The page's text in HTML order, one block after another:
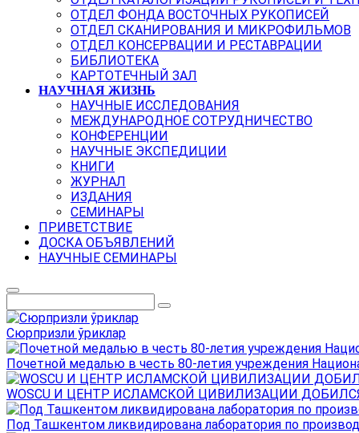
ОТДЕЛ ФОНДА ВОСТОЧНЫХ РУКОПИСЕЙ
ОТДЕЛ СКАНИРОВАНИЯ И МИКРОФИЛЬМОВ
ОТДЕЛ КОНСЕРВАЦИИ И РЕСТАВРАЦИИ
БИБЛИОТЕКА
КАРТОТЕЧНЫЙ ЗАЛ
НАУЧНАЯ ЖИЗНЬ
НАУЧНЫЕ ИССЛЕДОВАНИЯ
МЕЖДУНАРОДНОЕ СОТРУДНИЧЕСТВО
КОНФЕРЕНЦИИ
НАУЧНЫЕ ЭКСПЕДИЦИИ
КНИГИ
ЖУРНАЛ
ИЗДАНИЯ
СЕМИНАРЫ
ПРИВЕТСТВИЕ
ДОСКА ОБЪЯВЛЕНИЙ
НАУЧНЫЕ СЕМИНАРЫ
Сюрпризли ўриклар
Почетной медалью в честь 80-летия учреждения
WOSCU И ЦЕНТР ИСЛАМСКОЙ ЦИВИЛИЗАЦИИ
Под Ташкентом ликвидирована лаборатория по